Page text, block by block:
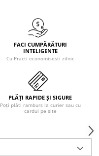
FACI CUMPĂRĂTURI
INTELIGENTE
Cu Practi economisești zilnic
PLĂȚI RAPIDE ȘI SIGURE
Poți plăti ramburs la curier sau cu
cardul pe site